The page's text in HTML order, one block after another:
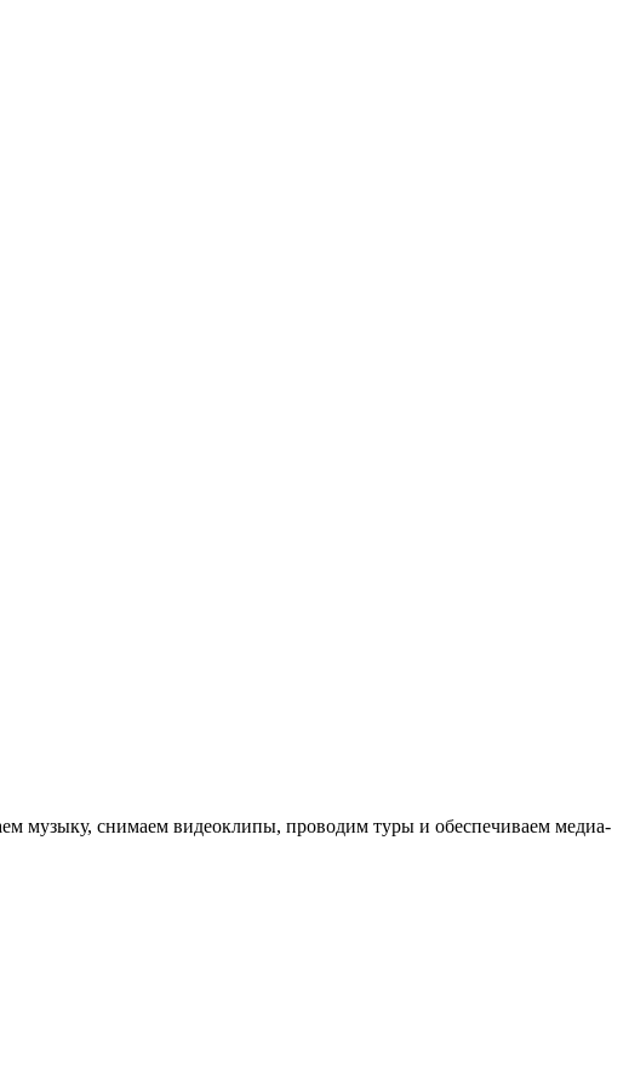
музыку, снимаем видеоклипы, проводим туры и обеспечиваем медиа-